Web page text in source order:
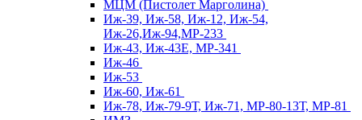
МЦМ (Пистолет Марголина)
Иж-39, Иж-58, Иж-12, Иж-54,
Иж-26,Иж-94,МР-233
Иж-43, Иж-43Е, МР-341
Иж-46
Иж-53
Иж-60, Иж-61
Иж-78, Иж-79-9Т, Иж-71, МР-80-13Т, МР-81